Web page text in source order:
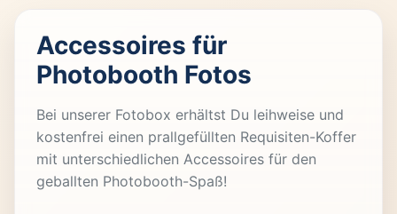
Accessoires für
Photobooth Fotos
Bei unserer Fotobox erhältst Du leihweise und
kostenfrei einen prallgefüllten Requisiten-Koffer
mit unterschiedlichen Accessoires für den
geballten Photobooth-Spaß!